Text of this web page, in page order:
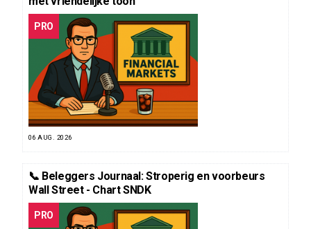
PRO
06 AUG. 2026
📞 Beleggers Journaal: Stroperig en voorbeurs
Wall Street - Chart SNDK
PRO